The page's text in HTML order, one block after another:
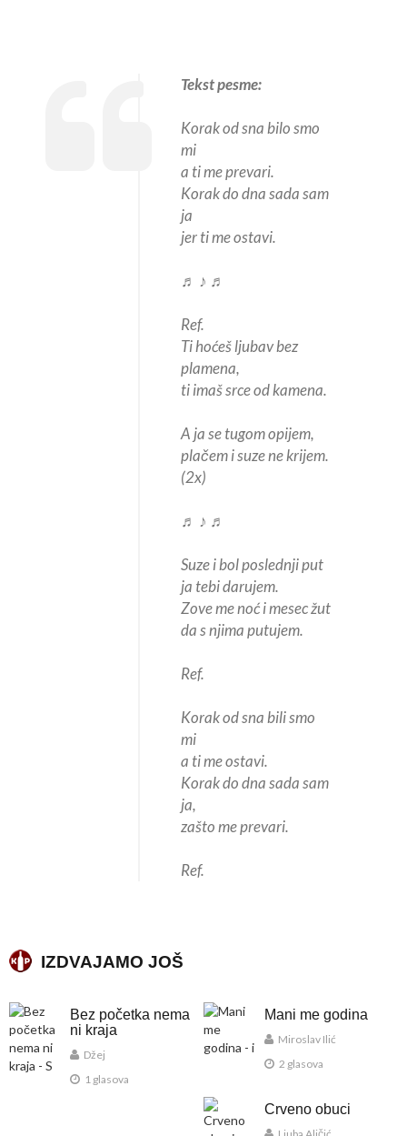
Tekst pesme:
Korak od sna bilo smo
mi
a ti me prevari.
Korak do dna sada sam
ja
jer ti me ostavi.
♬ ♪ ♬
Ref.
Ti hoćeš ljubav bez
plamena,
ti imaš srce od kamena.
A ja se tugom opijem,
plačem i suze ne krijem.
(2x)
♬ ♪ ♬
Suze i bol poslednji put
ja tebi darujem.
Zove me noć i mesec žut
da s njima putujem.
Ref.
Korak od sna bili smo
mi
a ti me ostavi.
Korak do dna sada sam
ja,
zašto me prevari.
Ref.
IZDVAJAMO JOŠ
Bez početka nema
ni kraja
Džej
1 glasova
Mani me godina
Miroslav Ilić
2 glasova
Crveno obuci